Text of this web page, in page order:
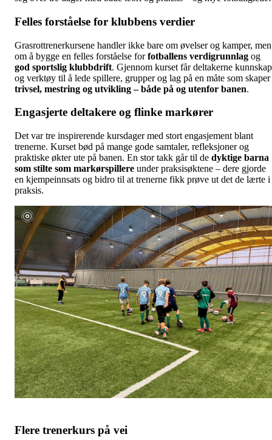
Felles forståelse for klubbens verdier
Grasrottrenerkursene handler ikke bare om øvelser og kamper, men
om å bygge en felles forståelse forfotballens verdigrunnlag og
god sportslig klubbdrift. Gjennom kurset får deltakerne kunnskap
og verktøy til å lede spillere, grupper og lag på en måte som skaper
trivsel, mestring og utvikling – både på og utenfor banen.
Engasjerte deltakere og flinke markører
Det var tre inspirerende kursdager med stort engasjement blant
trenerne. Kurset bød på mange gode samtaler, refleksjoner og
praktiske økter ute på banen. En stor takk går til de dyktige barna
som stilte som markørspillere under praksisøktene – dere gjorde
en kjempeinnsats og bidro til at trenerne fikk prøve ut det de lærte i
praksis.
Flere trenerkurs på vei